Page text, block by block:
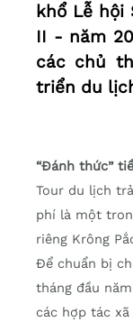
khổ Lễ hội
II - năm
các chủ
triển du
“Đánh thức”
Tour du lịch
phí là một
riêng Krông
Để chuẩn bị
tháng đầu
các hợp tác